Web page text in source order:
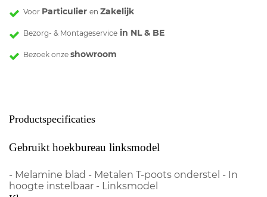
Voor Particulier en Zakelijk
Bezorg- & Montageservice in NL & BE
Bezoek onze showroom
Productspecificaties
Gebruikt hoekbureau linksmodel
- Melamine blad - Metalen T-poots onderstel - In
hoogte instelbaar - Linksmodel